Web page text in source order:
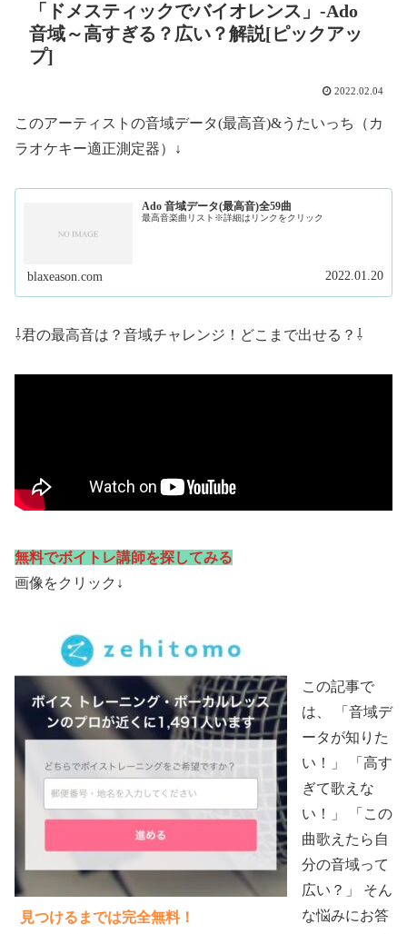
「ドメスティックでバイオレンス」-Ado
音域～高すぎる？広い？解説[ピックアッ
プ]
2022.02.04
このアーティストの音域データ(最高音)&うたいっち（カ
ラオケキー適正測定器）↓
Ado 音域データ(最高音)全59曲
最高音楽曲リスト※詳細はリンクをクリック
blaxeason.com 2022.01.20
⇩君の最高音は？音域チャレンジ！どこまで出せる？⇩
無料でボイトレ講師を探してみる
画像をクリック↓
見つけるまでは完全無料！
この記事で
は、 「音域デ
ータが知りた
い！」 「高す
ぎて歌えな
い！」 「この
曲歌えたら自
分の音域って
広い？」 そん
な悩みにお答